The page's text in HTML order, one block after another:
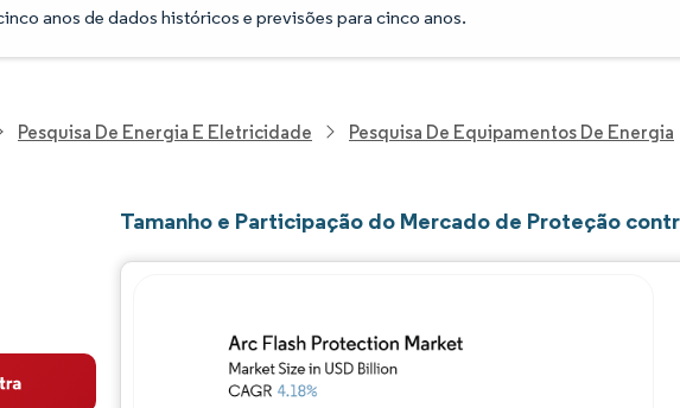
anos de dados históricos e previsões para cinco anos.
Pesquisa De Energia E Eletricidade Pesquisa De Equipamentos De Energia
Tamanho e Participação do Mercado de Proteção